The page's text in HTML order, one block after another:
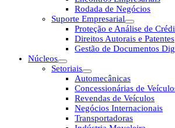
Rodada de Negócios
Suporte Empresarial
Proteção e Análise de
Direitos Autorais e Patentes
Gestão de Documentos
Núcleos
Setoriais
Automecânicas
Concessionárias de
Revendas de Veículos
Negócios Internacionais
Transportadoras